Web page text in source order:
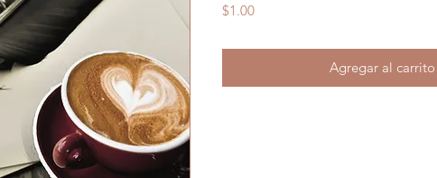
$1.00Precio
Agregar al carrito